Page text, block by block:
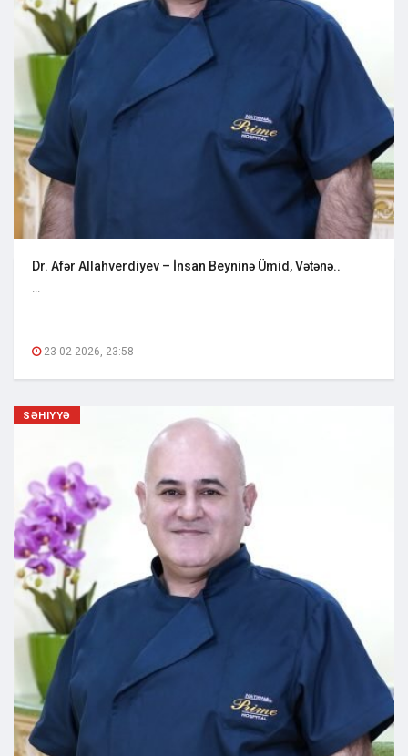
Dr. Afər Allahverdiyev – İnsan Beyninə Ümid, Vətənə..
...
23-02-2026, 23:58
SƏHIYYƏ